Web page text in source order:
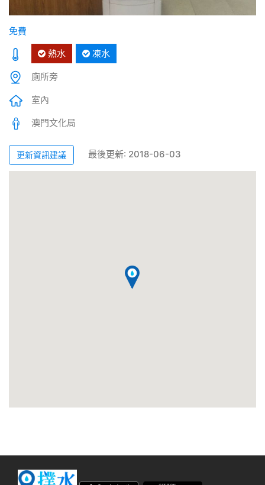
免費
熱水
凍水
廁所旁
室內
澳門文化局
更新資訊建議 最後更新: 2018-06-03